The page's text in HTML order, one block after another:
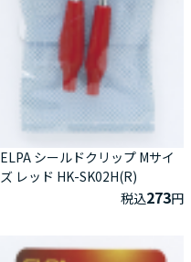
ELPA シールドクリップ Mサイ
ズ レッド HK-SK02H(R)
税込273円